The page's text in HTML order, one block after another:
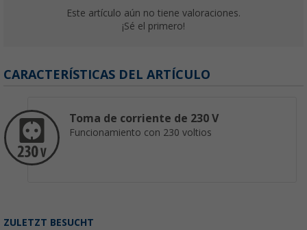
Este artículo aún no tiene valoraciones.
¡Sé el primero!
CARACTERÍSTICAS DEL ARTÍCULO
Toma de corriente de 230 V
Funcionamiento con 230 voltios
ZULETZT BESUCHT